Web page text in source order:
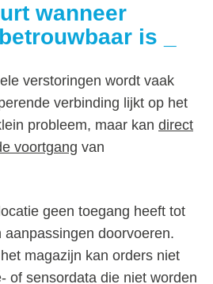
wanneer
is
verstoringen wordt vaak
verbinding lijkt op het
probleem, maar kan direct
voortgang van
geen toegang heeft tot
doorvoeren.
magazijn kan orders niet
of sensordata die niet worden